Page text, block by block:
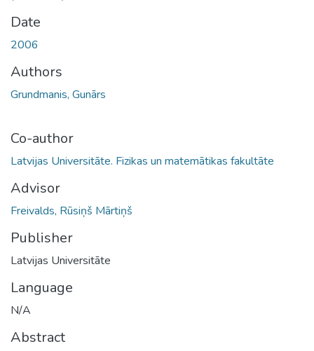
Date
2006
Authors
Grundmanis, Gunārs
Co-author
Latvijas Universitāte. Fizikas un matemātikas fakultāte
Advisor
Freivalds, Rūsiņš Mārtiņš
Publisher
Latvijas Universitāte
Language
N/A
Abstract